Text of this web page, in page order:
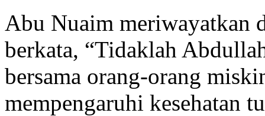
Abu Nuaim meriwayatkan
berkata, “Tidaklah
bersama orang-orang
mempengaruhi kesehatan